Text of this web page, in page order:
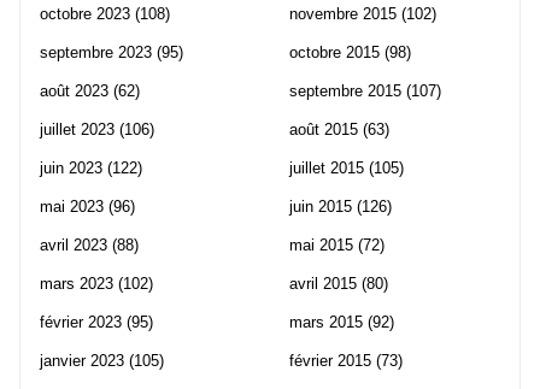
octobre 2023 (108)
septembre 2023 (95)
août 2023 (62)
juillet 2023 (106)
juin 2023 (122)
mai 2023 (96)
avril 2023 (88)
mars 2023 (102)
février 2023 (95)
janvier 2023 (105)
novembre 2015 (102)
octobre 2015 (98)
septembre 2015 (107)
août 2015 (63)
juillet 2015 (105)
juin 2015 (126)
mai 2015 (72)
avril 2015 (80)
mars 2015 (92)
février 2015 (73)